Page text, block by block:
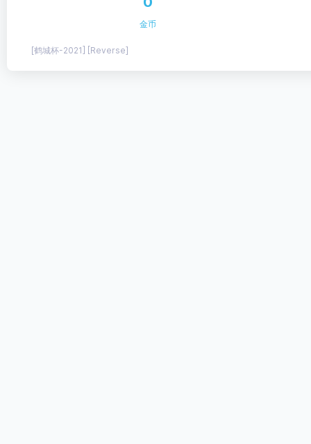
金币
[鹤城杯-2021] [Reverse]